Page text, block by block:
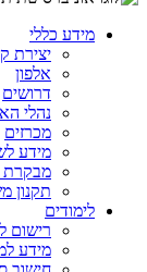
מידע כללי
יצירת
אלפון
דרושים
נהלי
מכרזים
מידע
מבקרת
תקנון
לימודים
רישום
מידע